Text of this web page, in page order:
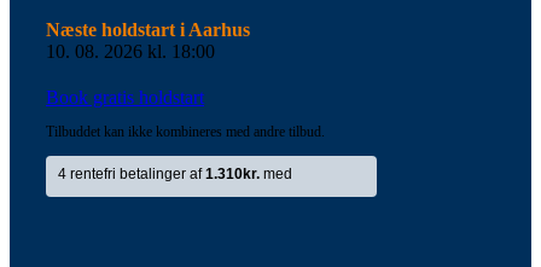
Næste holdstart i Aarhus
10. 08. 2026 kl. 18:00
Book gratis holdstart
Tilbuddet kan ikke kombineres med andre tilbud.